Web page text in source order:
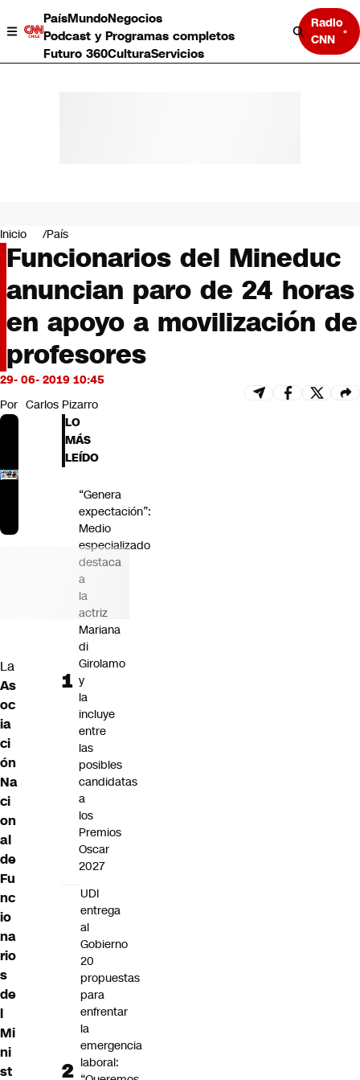
PaísMundoNegocios
Podcast y Programas completos
Futuro 360CulturaServicios
Radio
CNN
Negocios
Deportes
Programas completos
Cultura
Servicios
Bits
CNN Data
CNN tiempo
Futuro 360
Inicio País
Funcionarios del Mineduc
anuncian paro de 24 horas
en apoyo a movilización de
profesores
29- 06- 2019 10:45
Por Carlos Pizarro
La
As
oc
ia
ci
ón
Na
ci
on
al
de
Fu
nc
io
na
rio
s
de
l
Mi
ni
st
LO
MÁS
LEÍDO
“Genera
expectación”:
Medio
especializado
destaca
a
la
actriz
Mariana
di
Girolamo
y
la
incluye
entre
las
posibles
candidatas
a
los
Premios
Oscar
2027
UDI
entrega
al
Gobierno
20
propuestas
para
enfrentar
la
emergencia
laboral: